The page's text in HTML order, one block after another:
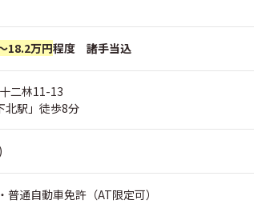
18.2万円程度 諸手当込
二林11-13
北駅」徒歩8分
普通自動車免許（AT限定可）